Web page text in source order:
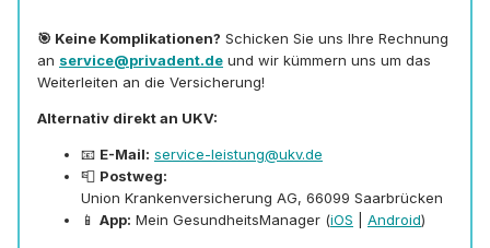
🎯 Keine Komplikationen? Schicken Sie uns Ihre Rechnung
an service@privadent.de und wir kümmern uns um das
Weiterleiten an die Versicherung!
Alternativ direkt an UKV:
📧 E-Mail: service-leistung@ukv.de
📮 Postweg:
Union Krankenversicherung AG, 66099 Saarbrücken
📱 App: Mein GesundheitsManager (iOS Android)